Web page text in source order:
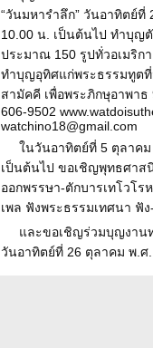
“วันมหารำลึก” วันอาทิตย์ที่
10.00 น. เป็นต้นไป ทำบุญ
ประมาณ 150 รูปทั่วอเมริก
ทำบุญอุทิศแก่พระธรรมทูต
สามัคคี เพื่อพระภิกษุอาพา
606-9502
watchino18@gmail.com
ในวันอาทิตย์ที่ 5 ตุลาคม
เป็นต้นไป ขอเชิญพุทธศาส
ออกพรรษา-ตักบารเทโวโ
เพล ฟังพระธรรมเทศนา ฟั
และขอเชิญร่วมบุญงาน
วันอาทิตย์ที่ 26 ตุลาคม พ.ศ